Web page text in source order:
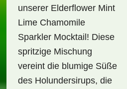
unserer Elderflower Mint
Lime Chamomile
Sparkler Mocktail! Diese
spritzige Mischung
vereint die blumige Süße
des Holundersirups, die